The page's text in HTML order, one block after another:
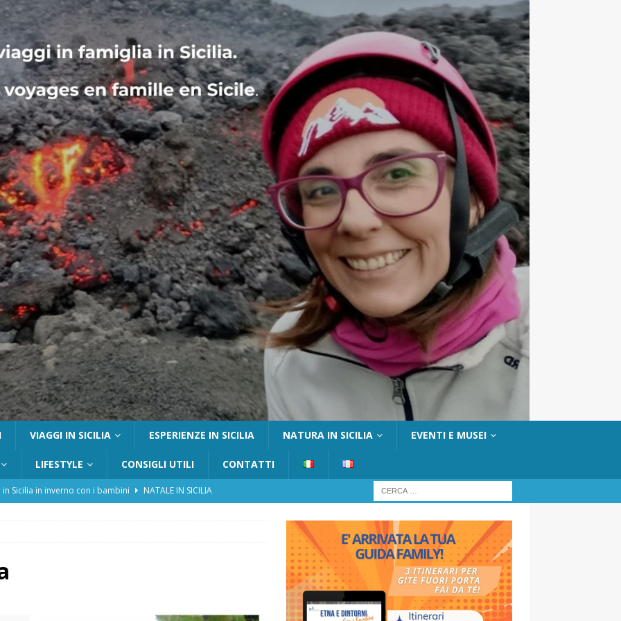
VIAGGI IN SICILIA ESPERIENZE IN SICILIA NATURA IN SICILIA EVENTI E MUSEI
LIFESTYLE CONSIGLI UTILI CONTATTI
in Sicilia in inverno con i bambini
NATALE IN SICILIA
con bambini: guida completa su come arrivare,
FUORI PORTA